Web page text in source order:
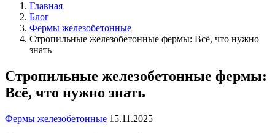
Главная
Блог
Фермы железобетонные
Стропильные железобетонные фермы: Всё, что нужно
знать
Стропильные железобетонные фермы:
Всё, что нужно знать
Фермы железобетонные 15.11.2025